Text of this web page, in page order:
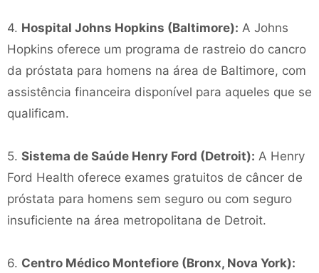
4. Hospital Johns Hopkins (Baltimore): A Johns
Hopkins oferece um programa de rastreio do cancro
da próstata para homens na área de Baltimore, com
assistência financeira disponível para aqueles que se
qualificam.
5. Sistema de Saúde Henry Ford (Detroit): A Henry
Ford Health oferece exames gratuitos de câncer de
próstata para homens sem seguro ou com seguro
insuficiente na área metropolitana de Detroit.
6. Centro Médico Montefiore (Bronx, Nova York):